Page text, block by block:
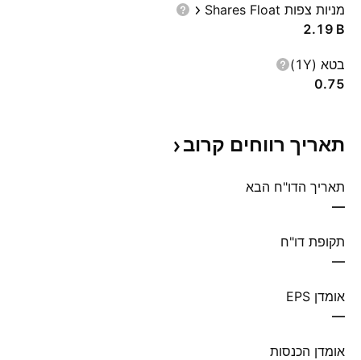
מניות צפות Shares Float
‪2.19 B‬
בטא (1Y)
0.75
תאריך רווחים קרוב
תאריך הדו"ח הבא
—
תקופת דו"ח
—
אומדן EPS
—
אומדן הכנסות